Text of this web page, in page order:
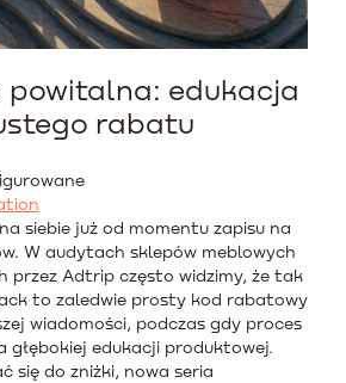
powitalna: edukacja
rabatu
siebie już od momentu zapisu na
W audytach sklepów meblowych
przez Adtrip często widzimy, że tak
to zaledwie prosty kod rabatowy
wiadomości, podczas gdy proces
głębokiej edukacji produktowej.
się do zniżki, nowa seria